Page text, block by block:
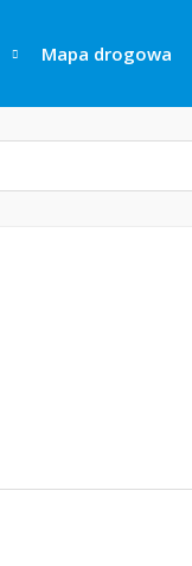
Mapa drogowa